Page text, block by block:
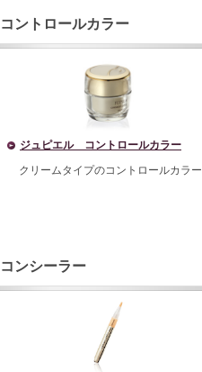
コントロールカラー
ジュピエル コントロールカラー
クリームタイプのコントロールカラー
コンシーラー